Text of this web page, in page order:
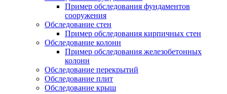
Пример обследования фундаментов
сооружения
Обследование стен
Пример обследования кирпичных стен
Обследование колонн
Пример обследования железобетонных
колонн
Обследование перекрытий
Обследование плит
Обследование крыш